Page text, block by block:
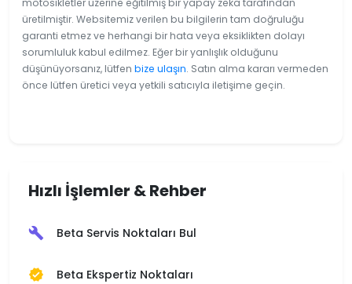
üretilmiştir. Websitemiz verilen bu bilgilerin tam doğruluğu
garanti etmez ve herhangi bir hata veya eksiklikten dolayı
sorumluluk kabul edilmez. Eğer bir yanlışlık olduğunu
düşünüyorsanız, lütfen bize ulaşın. Satın alma kararı vermeden
önce lütfen üretici veya yetkili satıcıyla iletişime geçin.
Hızlı İşlemler & Rehber
build Beta Servis Noktaları Bul
verified Beta Ekspertiz Noktaları